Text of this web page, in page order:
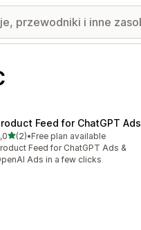
Feed for ChatGPT Ads
na 5 gwiazdek
(2)liczba recenzji: 2
•Free plan available
Feed for ChatGPT Ads &
Ads in a few clicks